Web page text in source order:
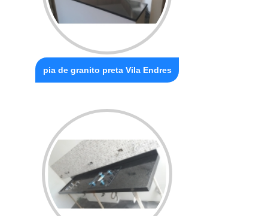
pia de granito preta Vila Endres